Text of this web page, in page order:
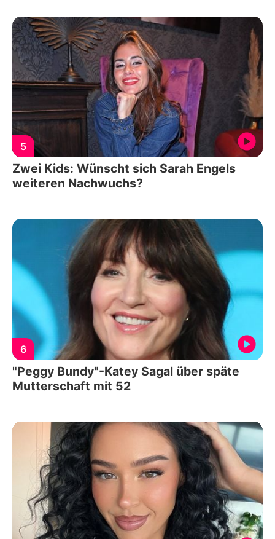
5
Zwei Kids: Wünscht sich Sarah Engels
weiteren Nachwuchs?
6
"Peggy Bundy"-Katey Sagal über späte
Mutterschaft mit 52